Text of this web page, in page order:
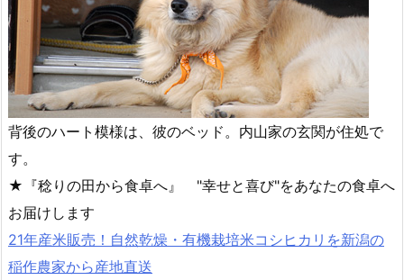
背後のハート模様は、彼のベッド。内山家の玄関が住処で
す。
★『稔りの田から食卓へ』 "幸せと喜び"をあなたの食卓へ
お届けします
21年産米販売！自然乾燥・有機栽培米コシヒカリを新潟の
稲作農家から産地直送